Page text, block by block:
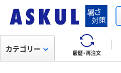
履歴・再注文
カテゴリー